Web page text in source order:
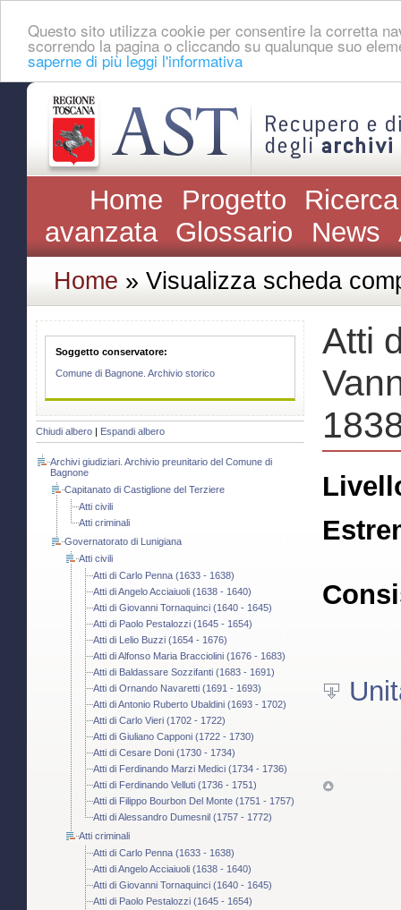
Questo sito utilizza cookie per consentire la corretta
scorrendo la pagina o cliccando su qualunque suo
saperne di più leggi l'informativa
Home Progetto
avanzata Glossario News
Home » Visualizza scheda
Soggetto conservatore:
Comune di Bagnone. Archivio storico
Chiudi albero Espandi albero
Archivi giudiziari. Archivio preunitario del Comune di
Bagnone
Capitanato di Castiglione del Terziere
Atti civili
Atti criminali
Governatorato di Lunigiana
Atti civili
Atti di Carlo Penna (1633 - 1638)
Atti di Angelo Acciaiuoli (1638 - 1640)
Atti di Giovanni Tornaquinci (1640 - 1645)
Atti di Paolo Pestalozzi (1645 - 1654)
Atti di Lelio Buzzi (1654 - 1676)
Atti di Alfonso Maria Bracciolini (1676 - 1683)
Atti di Baldassare Sozzifanti (1683 - 1691)
Atti di Ornando Navaretti (1691 - 1693)
Atti di Antonio Ruberto Ubaldini (1693 - 1702)
Atti di Carlo Vieri (1702 - 1722)
Atti di Giuliano Capponi (1722 - 1730)
Atti di Cesare Doni (1730 - 1734)
Atti di Ferdinando Marzi Medici (1734 - 1736)
Atti di Ferdinando Velluti (1736 - 1751)
Atti di Filippo Bourbon Del Monte (1751 - 1757)
Atti di Alessandro Dumesnil (1757 - 1772)
Atti criminali
Atti di Carlo Penna (1633 - 1638)
Atti di Angelo Acciaiuoli (1638 - 1640)
Atti di Giovanni Tornaquinci (1640 - 1645)
Atti di Paolo Pestalozzi (1645 - 1654)
Atti